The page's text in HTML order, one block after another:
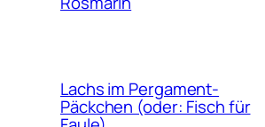
Lachs im Pergament-
Päckchen (oder: Fisch für